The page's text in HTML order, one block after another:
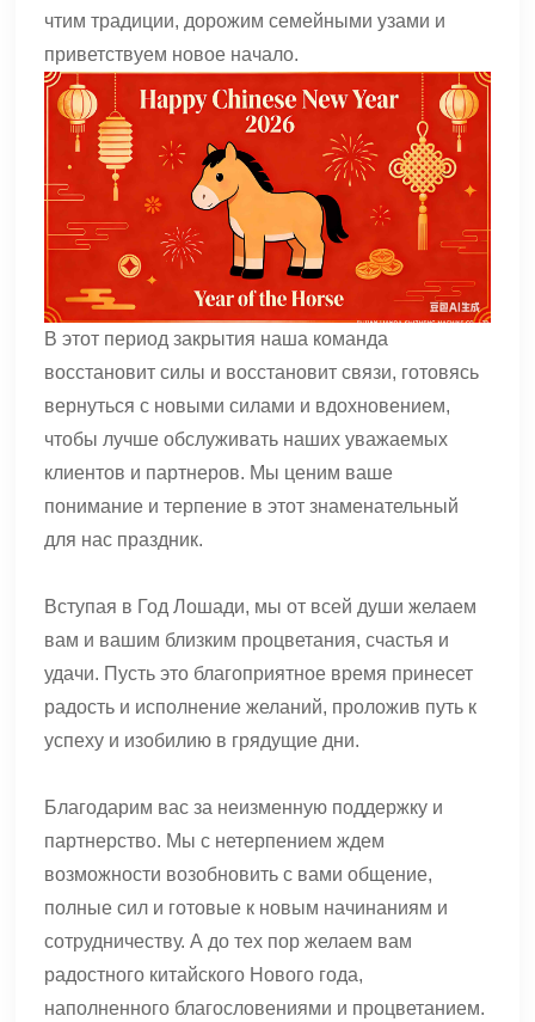
чтим традиции, дорожим семейными узами и
приветствуем новое начало.
В этот период закрытия наша команда
восстановит силы и восстановит связи, готовясь
вернуться с новыми силами и вдохновением,
чтобы лучше обслуживать наших уважаемых
клиентов и партнеров. Мы ценим ваше
понимание и терпение в этот знаменательный
для нас праздник.
Вступая в Год Лошади, мы от всей души желаем
вам и вашим близким процветания, счастья и
удачи. Пусть это благоприятное время принесет
радость и исполнение желаний, проложив путь к
успеху и изобилию в грядущие дни.
Благодарим вас за неизменную поддержку и
партнерство. Мы с нетерпением ждем
возможности возобновить с вами общение,
полные сил и готовые к новым начинаниям и
сотрудничеству. А до тех пор желаем вам
радостного китайского Нового года,
наполненного благословениями и процветанием.